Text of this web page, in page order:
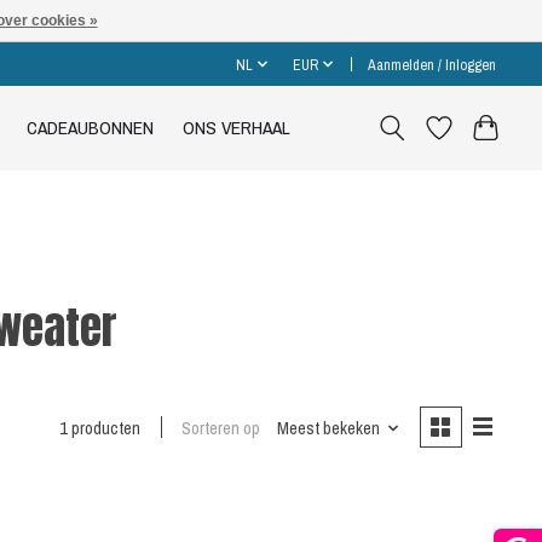
NL EUR Aanmelden / Inloggen
CADEAUBONNEN ONS VERHAAL
1 producten Sorteren op Meest bekeken
cookies »